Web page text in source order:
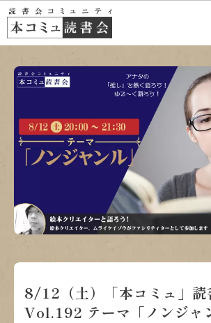
8/12（土）「本コミュ」読
Vol.192 テーマ「ノンジャ